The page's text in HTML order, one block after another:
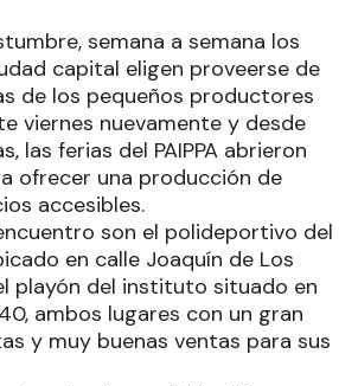
semana a semana los
capital eligen proveerse de
de los pequeños productores
viernes nuevamente y desde
las ferias del PAIPPA abrieron
ofrecer una producción de
accesibles.
son el polideportivo del
en calle Joaquín de Los
playón del instituto situado en
ambos lugares con un gran
y muy buenas ventas para sus